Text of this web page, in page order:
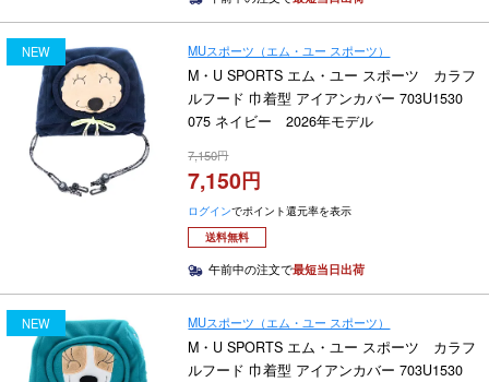
NEW MUスポーツ（エム・ユー スポーツ）
M・U SPORTS エム・ユー スポーツ カラフ
ルフード 巾着型 アイアンカバー 703U1530
075 ネイビー 2026年モデル
7,150
7,150
ログインでポイント還元率を表示
送料無料
午前中の注文で最短当日出荷
NEW MUスポーツ（エム・ユー スポーツ）
M・U SPORTS エム・ユー スポーツ カラフ
ルフード 巾着型 アイアンカバー 703U1530